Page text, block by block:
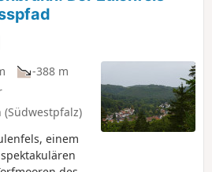
-388 m
einem